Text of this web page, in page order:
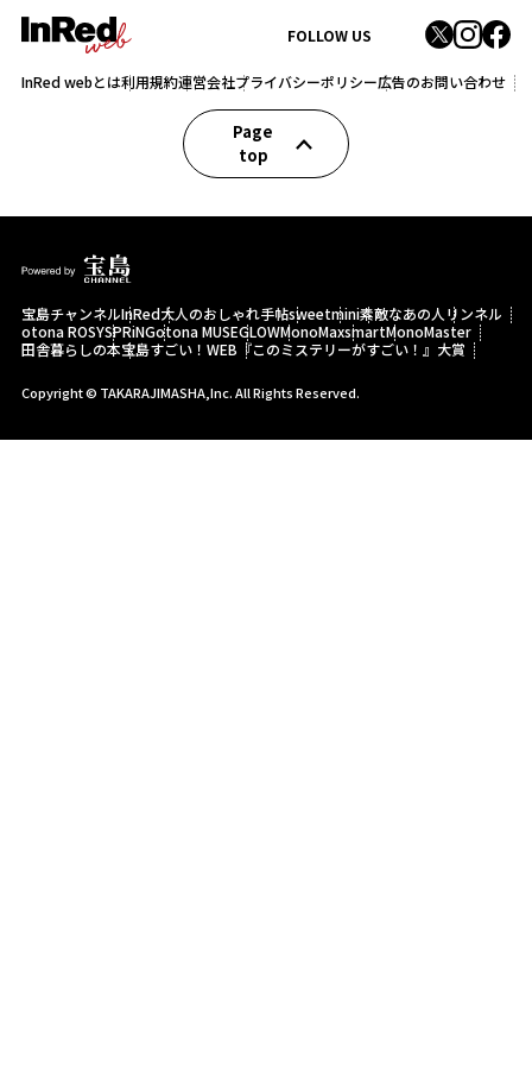
FOLLOW US
InRed webとは利用規約運営会社プライバシーポリシー広告のお問い合わせ
Page
top
宝島チャンネルInRed大人のおしゃれ手帖sweetmini素敵なあの人 リンネル
otona ROSYSPRiNGotona MUSEGLOWMonoMaxsmartMonoMaster
田舎暮らしの本宝島すごい！WEB 『このミステリーがすごい！』大賞
Copyright © TAKARAJIMASHA,Inc. All Rights Reserved.